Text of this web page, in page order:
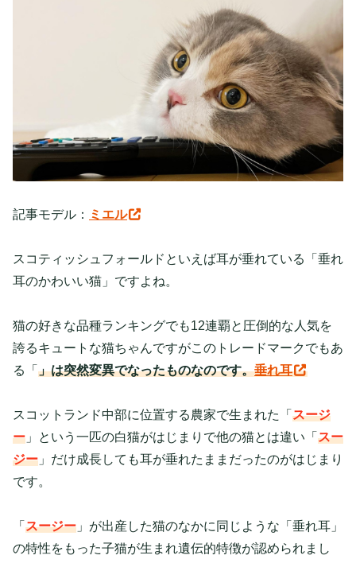
記事モデル： ミエル
スコティッシュフォールドといえば耳が垂れている「垂れ
耳のかわいい猫」ですよね。
猫の好きな品種ランキングでも12連覇と圧倒的な人気を
誇るキュートな猫ちゃんですがこのトレードマークでもあ
る「
垂れ耳
」は突然変異でなったものなのです。
スコットランド中部に位置する農家で生まれた「 スージ
ー 」という一匹の白猫がはじまりで他の猫とは違い「 スー
ジー 」だけ成長しても耳が垂れたままだったのがはじまり
です。
「 スージー 」が出産した猫のなかに同じような「垂れ耳」
の特性をもった子猫が生まれ遺伝的特徴が認められまし